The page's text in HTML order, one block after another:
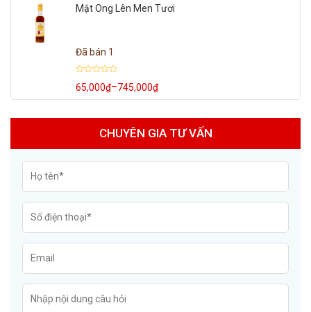
sao
đến
Mật Ong Lên Men Tươi
Đã bán 1
xếp
hạng
65,000₫–745,000₫
Khoảng
giá:
65,000₫
745,000₫CHUYÊN GIA TƯ VẤN